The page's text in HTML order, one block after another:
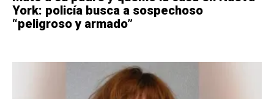
York: policía busca a sospechoso
“peligroso y armado”